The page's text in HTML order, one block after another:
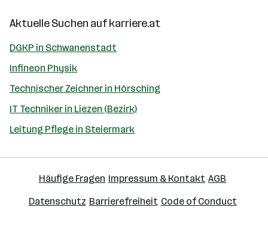
Aktuelle Suchen aufkarriere.at
DGKP in Schwanenstadt
Infineon Physik
Technischer Zeichner in Hörsching
IT Techniker in Liezen (Bezirk)
Leitung Pflege in Steiermark
Häufige Fragen Impressum & Kontakt AGB
Datenschutz Barrierefreiheit Code of Conduct